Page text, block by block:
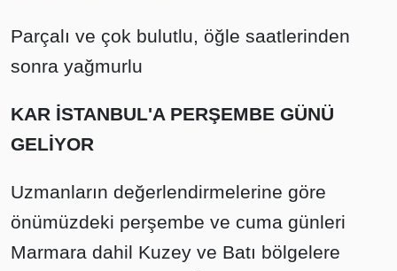
Parçalı ve çok bulutlu, öğle saatlerinden
sonra yağmurlu
KAR İSTANBUL'A PERŞEMBE GÜNÜ
GELİYOR
Uzmanların değerlendirmelerine göre
önümüzdeki perşembe ve cuma günleri
Marmara dahil Kuzey ve Batı bölgelere